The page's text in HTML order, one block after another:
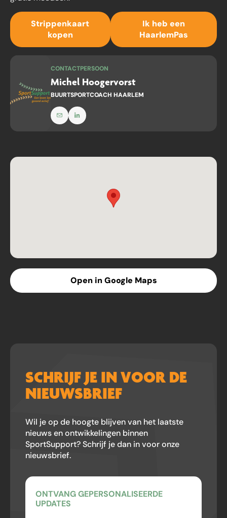
Strippenkaart
kopen
Ik heb een
HaarlemPas
CONTACTPERSOON
Michel Hoogervorst
BUURTSPORTCOACH HAARLEM
Open in Google Maps
SCHRIJF JE IN VOOR DE
NIEUWSBRIEF
Wil je op de hoogte blijven van het laatste
nieuws en ontwikkelingen binnen
SportSupport? Schrijf je dan in voor onze
nieuwsbrief.
ONTVANG GEPERSONALISEERDE
UPDATES